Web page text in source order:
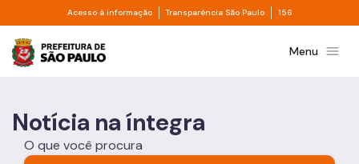
Pular para o Conteúdo principal
Acesso à informação Divisor de acesso à informação
Transparência São Paulo Divisor de
156
Prefeitura de São PauloMenu menu
Notícia na íntegra
O que você procura